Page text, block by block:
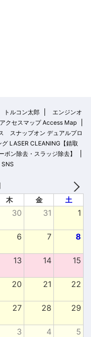
トルコン太郎
エンジンオ
アクセスマップ Access Map
スナップオン デュアルプロ
LASER CLEANING【錆取
ン除去・スラッジ除去】
SNS
木 金 土
30 31 1
6 7 8
13 14 15
20 21 22
27 28 29
3 4 5